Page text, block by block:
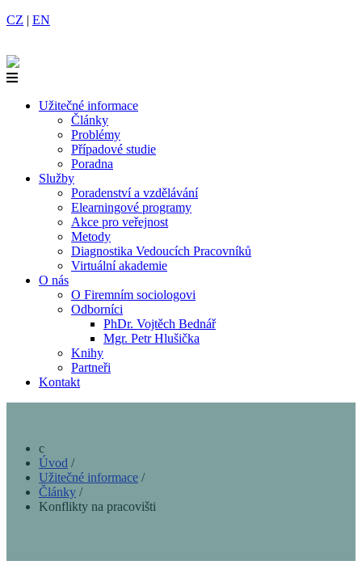
CZ | EN
Užitečné informace
Články
Problémy
Případové studie
Poradna
Služby
Poradenství a vzdělávání
Elearningové programy
Akce pro veřejnost
Metody
Diagnostika Vedoucích Pracovníků
Virtuální akademie
O nás
O Firemním sociologovi
Odborníci
PhDr. Vojtěch Bednář
Mgr. Petr Hlušička
Knihy
Partneři
Kontakt
Úvod /
Užitečné informace /
Články /
Konflikty na pracovišti